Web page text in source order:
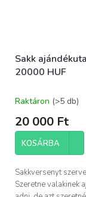
Sakk
20000 HUF
Raktáron (>5 db)
20 000 Ft
KOSÁRBA
Sakkversenyt
Szeretne valakinek